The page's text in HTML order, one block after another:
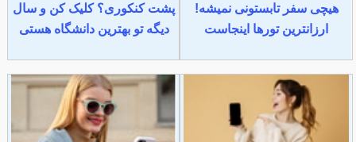
هیچی سفر تابستونی نمیشه!
ارزانترین تورها اینجاست
پشت کنکوری؟ کلیک کن و سال
دیگه تو بهترین دانشگاه هستی